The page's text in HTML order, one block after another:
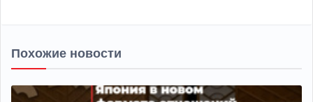
Похожие новости